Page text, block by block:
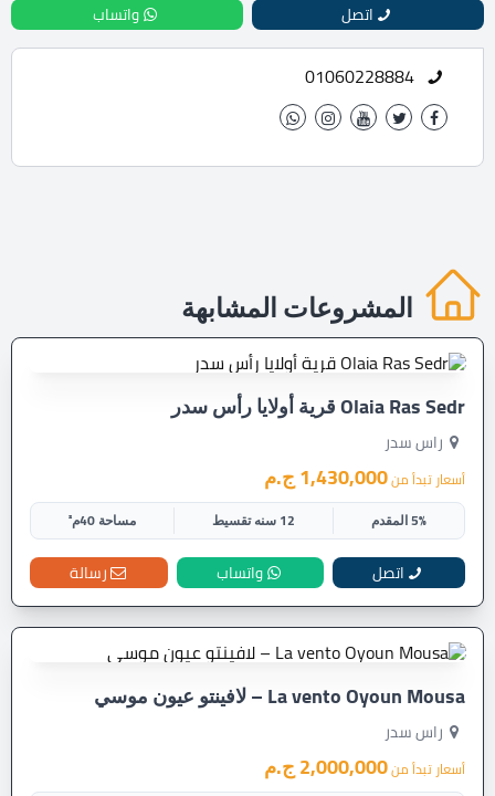
اتصل واتساب
01060228884
المشروعات المشابهة
Olaia Ras Sedr قرية أولايا رأس سدر
راس سدر
أسعار تبدأ من1,430,000 ج.م
5% المقدم 12 سنه تقسيط مساحة 40م²
اتصل واتساب رسالة
La vento Oyoun Mousa – لافينتو عيون موسي
راس سدر
أسعار تبدأ من2,000,000 ج.م